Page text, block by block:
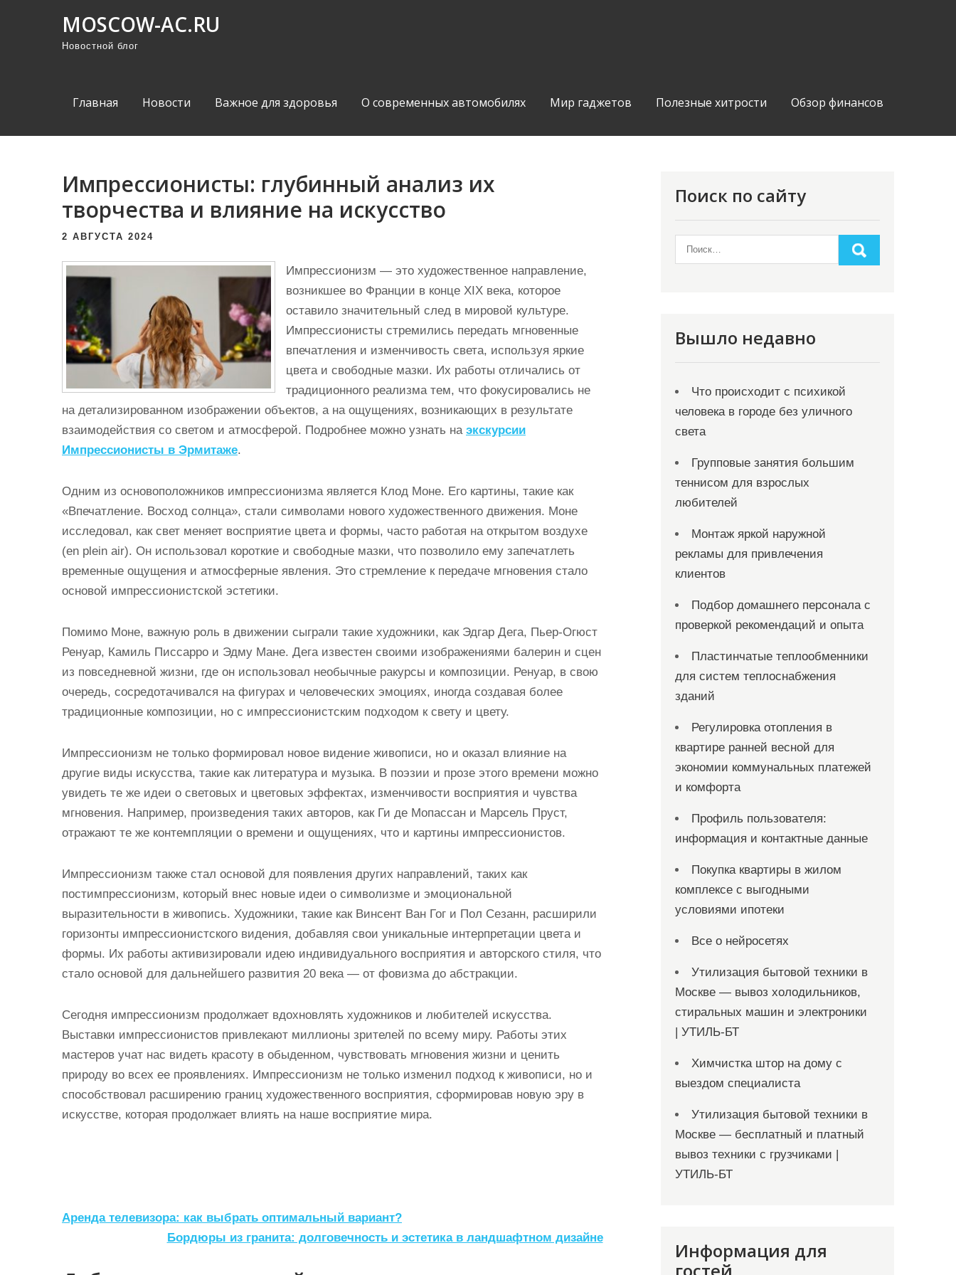
MOSCOW-AC.RU
Новостной блог
Главная Новости Важное для здоровья О современных автомобилях Мир гаджетов Полезные хитрости Обзор финансов
Импрессионисты: глубинный анализ их
творчества и влияние на искусство
2 АВГУСТА 2024
Импрессионизм — это художественное направление,
возникшее во Франции в конце XIX века, которое
оставило значительный след в мировой культуре.
Импрессионисты стремились передать мгновенные
впечатления и изменчивость света, используя яркие
цвета и свободные мазки. Их работы отличались от
традиционного реализма тем, что фокусировались не
на детализированном изображении объектов, а на ощущениях, возникающих в результате
взаимодействия со светом и атмосферой. Подробнее можно узнать на экскурсии
Импрессионисты в Эрмитаже.
Одним из основоположников импрессионизма является Клод Моне. Его картины, такие как
«Впечатление. Восход солнца», стали символами нового художественного движения. Моне
исследовал, как свет меняет восприятие цвета и формы, часто работая на открытом воздухе
(en plein air). Он использовал короткие и свободные мазки, что позволило ему запечатлеть
временные ощущения и атмосферные явления. Это стремление к передаче мгновения стало
основой импрессионистской эстетики.
Помимо Моне, важную роль в движении сыграли такие художники, как Эдгар Дега, Пьер-Огюст
Ренуар, Камиль Писсарро и Эдму Мане. Дега известен своими изображениями балерин и сцен
из повседневной жизни, где он использовал необычные ракурсы и композиции. Ренуар, в свою
очередь, сосредотачивался на фигурах и человеческих эмоциях, иногда создавая более
традиционные композиции, но с импрессионистским подходом к свету и цвету.
Импрессионизм не только формировал новое видение живописи, но и оказал влияние на
другие виды искусства, такие как литература и музыка. В поэзии и прозе этого времени можно
увидеть те же идеи о световых и цветовых эффектах, изменчивости восприятия и чувства
мгновения. Например, произведения таких авторов, как Ги де Мопассан и Марсель Пруст,
отражают те же контемпляции о времени и ощущениях, что и картины импрессионистов.
Импрессионизм также стал основой для появления других направлений, таких как
постимпрессионизм, который внес новые идеи о символизме и эмоциональной
выразительности в живопись. Художники, такие как Винсент Ван Гог и Пол Сезанн, расширили
горизонты импрессионистского видения, добавляя свои уникальные интерпретации цвета и
формы. Их работы активизировали идею индивидуального восприятия и авторского стиля, что
стало основой для дальнейшего развития 20 века — от фовизма до абстракции.
Сегодня импрессионизм продолжает вдохновлять художников и любителей искусства.
Выставки импрессионистов привлекают миллионы зрителей по всему миру. Работы этих
мастеров учат нас видеть красоту в обыденном, чувствовать мгновения жизни и ценить
природу во всех ее проявлениях. Импрессионизм не только изменил подход к живописи, но и
способствовал расширению границ художественного восприятия, сформировав новую эру в
искусстве, которая продолжает влиять на наше восприятие мира.
Н
в
Аренда телевизора: как выбрать оптимальный вариант?
Бордюры из гранита: долговечность и эстетика в ландшафтном дизайне
Поиск по сайту
Вышло недавно
Что происходит с психикой
человека в городе без уличного
света
Групповые занятия большим
теннисом для взрослых
любителей
Монтаж яркой наружной
рекламы для привлечения
клиентов
Подбор домашнего персонала с
проверкой рекомендаций и опыта
Пластинчатые теплообменники
для систем теплоснабжения
зданий
Регулировка отопления в
квартире ранней весной для
экономии коммунальных платежей
и комфорта
Профиль пользователя:
информация и контактные данные
Покупка квартиры в жилом
комплексе с выгодными
условиями ипотеки
Все о нейросетях
Утилизация бытовой техники в
Москве — вывоз холодильников,
стиральных машин и электроники
| УТИЛЬ-БТ
Химчистка штор на дому с
выездом специалиста
Утилизация бытовой техники в
Москве — бесплатный и платный
вывоз техники с грузчиками |
УТИЛЬ-БТ
Информация для